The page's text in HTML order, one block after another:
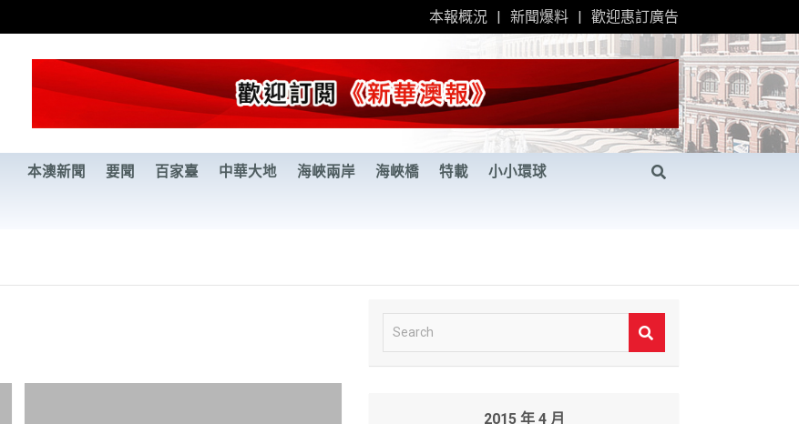
本報概況 新聞爆料 歡迎惠訂廣告
本澳新聞 要聞 百家臺 中華大地 海峽兩岸 海峽橋 特載 小小環球
e
2015 年 4 月